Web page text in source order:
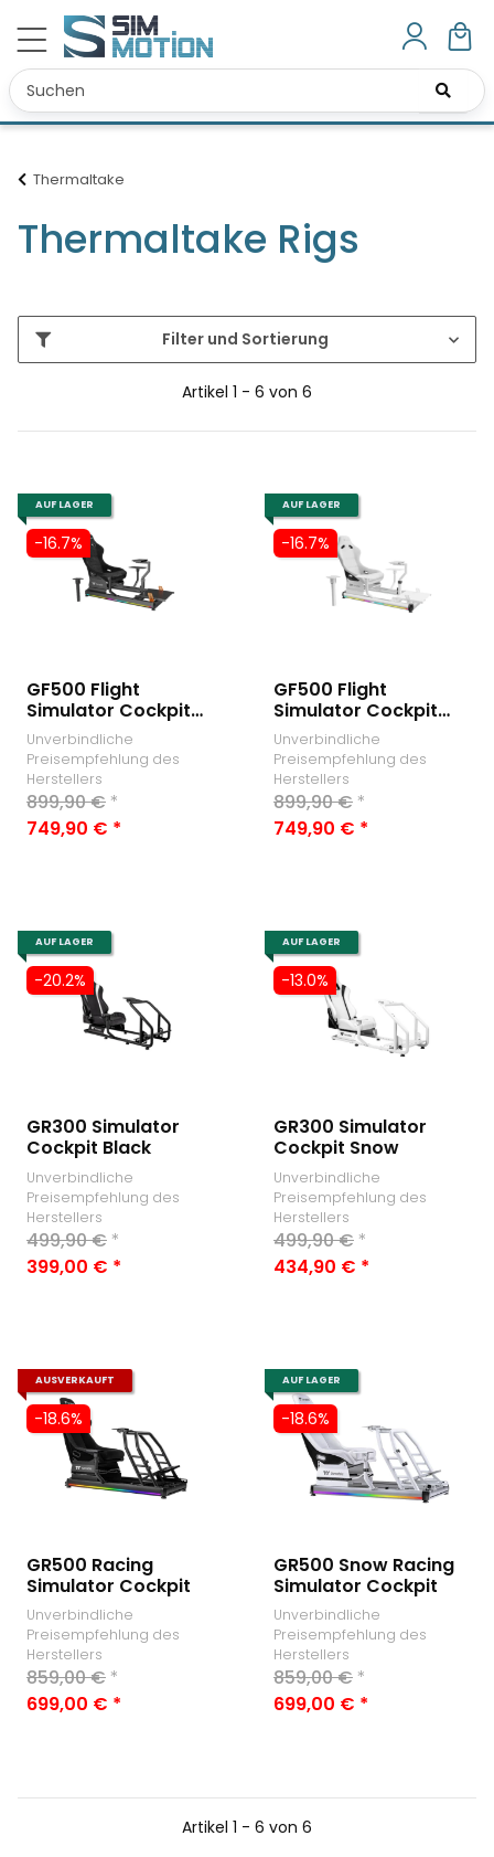
Thermaltake
Thermaltake Rigs
Filter und Sortierung
Artikel 1 - 6 von 6
AUF LAGER
-16.7%
GF500 Flight
Simulator Cockpit
Black
749,90 € *
Unverbindliche
Preisempfehlung des
Herstellers
899,90 € *
AUF LAGER
-16.7%
GF500 Flight
Simulator Cockpit
Snow
749,90 € *
Unverbindliche
Preisempfehlung des
Herstellers
899,90 € *
AUF LAGER
-20.2%
GR300 Simulator
Cockpit Black
399,00 € *
Unverbindliche
Preisempfehlung des
Herstellers
499,90 € *
AUF LAGER
-13.0%
GR300 Simulator
Cockpit Snow
434,90 € *
Unverbindliche
Preisempfehlung des
Herstellers
499,90 € *
AUSVERKAUFT
-18.6%
GR500 Racing
Simulator Cockpit
699,00 € *
Unverbindliche
Preisempfehlung des
Herstellers
859,00 € *
AUF LAGER
-18.6%
GR500 Snow Racing
Simulator Cockpit
699,00 € *
Unverbindliche
Preisempfehlung des
Herstellers
859,00 € *
Artikel 1 - 6 von 6